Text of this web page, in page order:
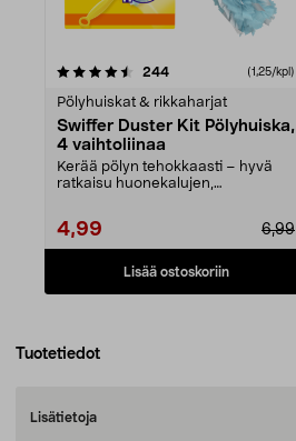
244arvostelut (1,25/kpl)
Pölyhuiskat & rikkaharjat
Swiffer Duster Kit Pölyhuiska,
4 vaihtoliinaa
Kerää pölyn tehokkaasti – hyvä
ratkaisu huonekalujen,
6,99
4,99
Lisää ostoskoriin
Tuotetiedot
Lisätietoja